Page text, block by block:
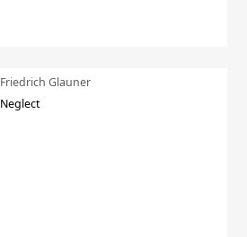
Friedrich Glauner
Neglect